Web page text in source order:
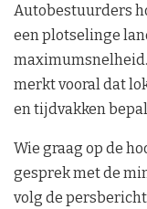
Autobestuurders
een plotselinge
merkt vooral dat
en tijdvakken
Wie graag op de
gesprek met de
volg de